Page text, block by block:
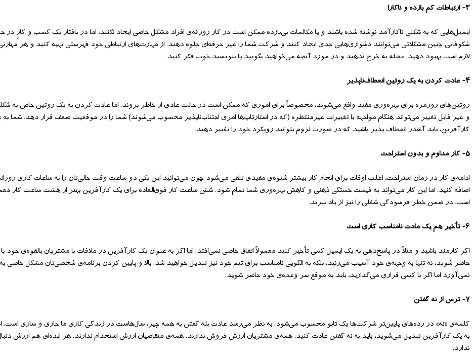
۳- ارتباطات کم بازده و ناکارا
ایمیل‌هایی که به شکلی ناکارآمد نوشته شده باشند و یا مکالمات بی‌بازده ممکن است در کار روزانه‌ی افراد مشکل خاصی ایجاد نکنند، اما در بافتار یک کسب و کارِ در
شکوفایی چنین مشکلاتی می‌توانند دشواری‌هایی جدی ایجاد کنند و شرکت شما را غیر حرفه‌ای جلوه دهند. از مهارت‌های ارتباطی خود فهرستی تهیه کنید و هر
لازم است بهبود دهید. عجله به خرج ندهید و در مورد آنچه می‌خواهید بگویید یا بنویسید خوب فکر کنید.
۴- عادت کردن به یک روتین انعطاف‌ناپذیر
روتین‌های روزمره برای بهره‌وری مفید واقع می‌شوند، مخصوصاً برای اموری که ممکن است در حالت عادی از خاطر بروند. اما عادت کردن به یک روتین خاص به
و غیر قابل تغییر می‌تواند هنگام مواجهه با تغییرات غیرمنتظره (که در استارتاپ‌ها امری اجتناب‌ناپذیر محسوب می‌شوند) شما را در موقعیت ضعف قرار دهد. شما
کارآفرین، باید آنقدر انعطاف پذیر باشید که در صورت لزوم بتوانید رویکرد خود را تغییر دهید.
۵- کار مداوم و بدون استراحت
ادامه‌ی کار در زمان استراحت، اغلب اوقات برای انجام کار بیشتر شیوه‌ی مفیدی تلقی می‌شود چون می‌توانید این یکی دو ساعت وقت خالی‌تان را به ساعات کاری
اضافه کنید. اما این کار می‌تواند به قیمت خستگی ذهنی و کاهش بهره‌وری شما تمام شود. شش ساعت کار فوق‌العاده برای یک کارآفرین بهتر از هشت ساعت کار
است. در ضمن خطر فرسودگی شغلی را نیز از یاد نبرید.
۶- تأخیر هم یک عادت نامناسب کاری است
اگر کارمند باشید و مثلاً در پاسخ‌دهی به یک ایمیل کمی تأخیر کنید معمولاً اتفاق خاصی نمی‌افتد. اما اگر به عنوان یک کارآفرین در ملاقات با مشتریان بالقوه‌ی خود
حاضر شوید، نه تنها به وجهه‌ی خود آسیب می‌زنید، بلکه به الگویی نامناسب برای تیم خود نیز تبدیل خواهید شد. بالا و پایین کردن برنامه‌ی شخصی‌تان مشکل خاصی
نمی‌آورد اما اگر با کسی قراری می‌گذارید، باید به موقع سر وعده‌ی خود حاضر شوید.
۷- ترس از نه گفتن
کلمه‌ی «نه» در رده‌های پایین‌تر شرکت‌ها یک تابو محسوب می‌شود. به نظر می‌رسد عادت بله گفتن به همه چیز، سال‌هاست در زندگی کاری ما جاری و ساری است.
به یک کارآفرین تبدیل می‌شوید، باید به نه گفتن عادت کنید. همه‌ی مشتریان ارزش فروش ندارند. همه‌ی متقاضیان ارزش استخدام ندارند. هر ایده‌ای هم ارزش
ندارد.